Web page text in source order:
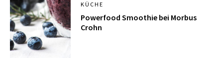
KÜCHE
Powerfood Smoothie bei Morbus
Crohn